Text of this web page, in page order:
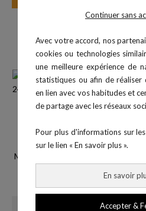
Continuer sans
Avec votre accord, nos
cookies ou technologies
une meilleure expérience de
statistiques ou afin de réaliser
en lien avec vos habitudes et
de partage avec les réseaux
Pour plus d'informations sur
sur le lien « En savoir plus ».
En savoir
Accepter &
Matelas classique 240x200x10